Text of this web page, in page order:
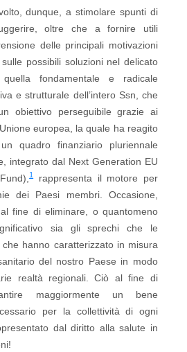
dunque, a stimolare spunti di
oltre che a fornire utili
delle principali motivazioni
possibili soluzioni nel delicato
fondamentale e radicale
e strutturale dell’intero Ssn, che
obiettivo perseguibile grazie ai
europea, la quale ha reagito
quadro finanziario pluriennale
integrato dal Next Generation EU
1 rappresenta il motore per
dei Paesi membri. Occasione,
fine di eliminare, o quantomeno
sia gli sprechi che le
hanno caratterizzato in misura
del nostro Paese in modo
realtà regionali. Ciò al fine di
maggiormente un bene
per la collettività di ogni
dal diritto alla salute in